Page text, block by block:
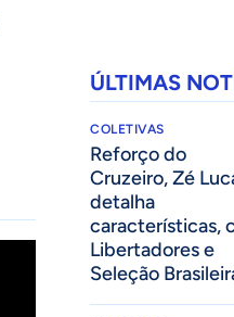
ÚLTIMAS
COLETIVAS
⁠Reforço do
Cruzeiro, Zé
detalha
características,
Libertadores e
Seleção